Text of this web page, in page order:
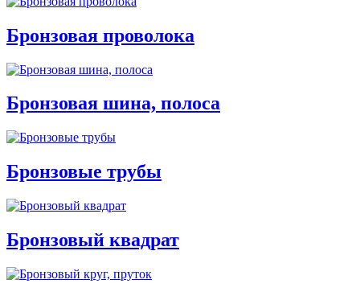
Бронзовая проволока
Бронзовая шина, полоса
Бронзовые трубы
Бронзовый квадрат